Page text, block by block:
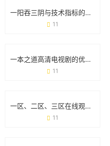
一阳吞三阴与技术指标的关系：看懂这个信号，你就赢了半个市场
11
一本之道高清电视剧的优点：为什么它成了你的追剧首选？
11
一区、二区、三区在线观看：你的选择真的适合自己吗？
11